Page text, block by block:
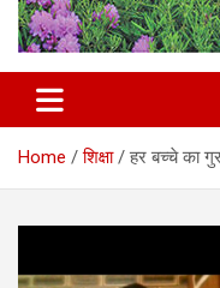
Pahadvasi
Home शिक्षा हर बच्चे का